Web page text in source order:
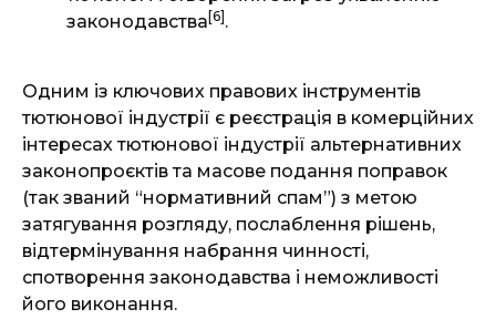
законодавства [6] .
Одним із ключових правових інструментів
тютюнової індустрії є реєстрація в комерційних
інтересах тютюнової індустрії альтернативних
законопроєктів та масове подання поправок
(так званий “нормативний спам”) з метою
затягування розгляду, послаблення рішень,
відтермінування набрання чинності,
спотворення законодавства і неможливості
його виконання.